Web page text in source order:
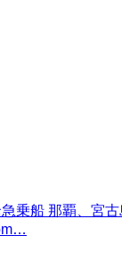
乗船 那覇、宮